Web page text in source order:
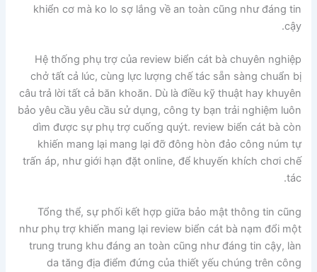
khiển cơ mà ko lo sợ lắng về an toàn cũng như đáng tin
cậy.
Hệ thống phụ trợ của review biển cát bà chuyên nghiệp
chở tất cả lúc, cùng lực lượng chế tác sẵn sàng chuẩn bị
câu trả lời tất cả băn khoăn. Dù là điều kỹ thuật hay khuyên
bảo yêu cầu yêu cầu sử dụng, công ty bạn trải nghiệm luôn
dìm được sự phụ trợ cuống quýt. review biển cát bà còn
khiến mang lại mang lại đỡ đông hòn đảo công núm tự
trấn áp, như giới hạn đặt online, để khuyến khích chơi chế
tác.
Tổng thể, sự phối kết hợp giữa bảo mật thông tin cũng
như phụ trợ khiến mang lại review biển cát bà nạm đổi một
trung trung khu đáng an toàn cũng như đáng tin cậy, làn
da tăng địa điểm đứng của thiết yếu chúng trên công